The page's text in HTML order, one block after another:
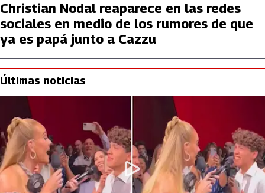
Christian Nodal reaparece en las redes
sociales en medio de los rumores de que
ya es papá junto a Cazzu
Últimas noticias